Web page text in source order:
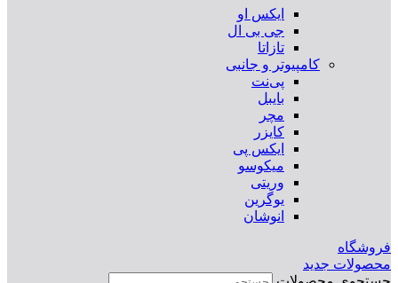
ایکس او
جی بی ال
تازاتا
کامپیوتر و جانبی
پی‌نت
بایبل
مچر
کایزر
ایکس پی
میکوسو
وریتی
یوگرین
انوشان
فروشگاه
محصولات جدید